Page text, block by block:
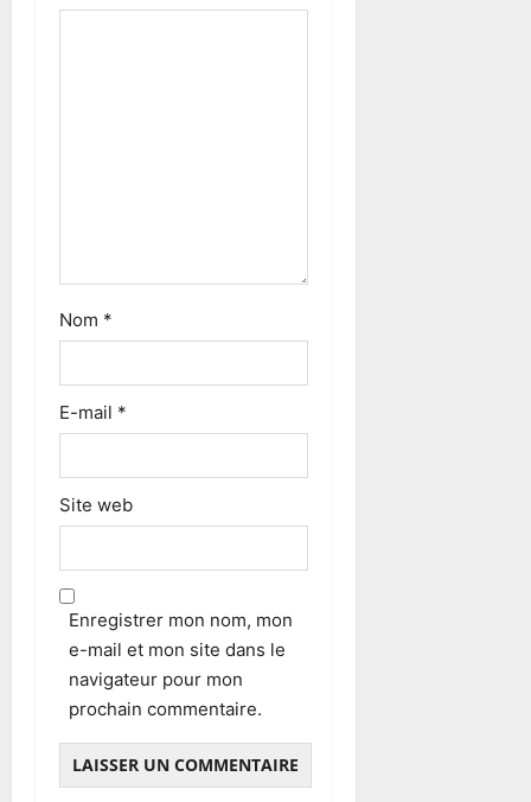
Nom *
E-mail *
Site web
Enregistrer mon nom, mon
e-mail et mon site dans le
navigateur pour mon
prochain commentaire.